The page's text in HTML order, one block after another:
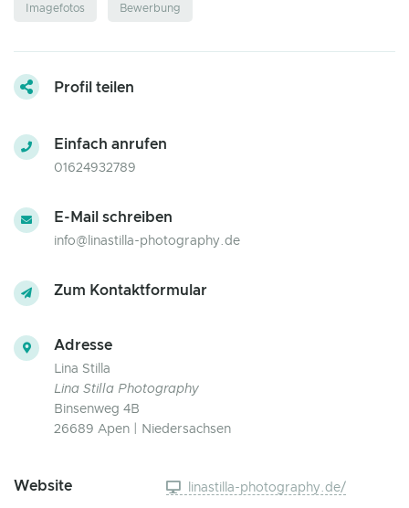
Imagefotos Bewerbung
Profil teilen
Einfach anrufen
01624932789
E-Mail schreiben
info@linastilla-photography.de
Zum Kontaktformular
Adresse
Lina Stilla
Lina Stilla Photography
Binsenweg 4B
26689 Apen | Niedersachsen
Website linastilla-photography.de/